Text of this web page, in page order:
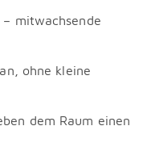
mitwachsende
ohne kleine
dem Raum einen